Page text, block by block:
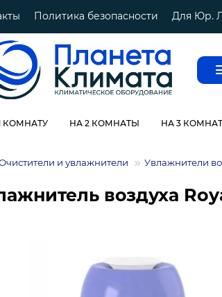
Политика безопасности Для Юр.
КОМНАТУ НА 2 КОМНАТЫ НА 3
и увлажнители Увлажнители
воздуха